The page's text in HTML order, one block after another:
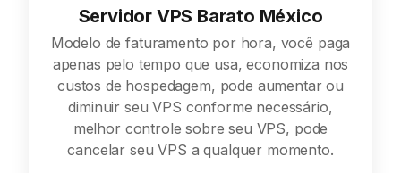
Servidor VPS Barato México
Modelo de faturamento por hora, você paga
apenas pelo tempo que usa, economiza nos
custos de hospedagem, pode aumentar ou
diminuir seu VPS conforme necessário,
melhor controle sobre seu VPS, pode
cancelar seu VPS a qualquer momento.